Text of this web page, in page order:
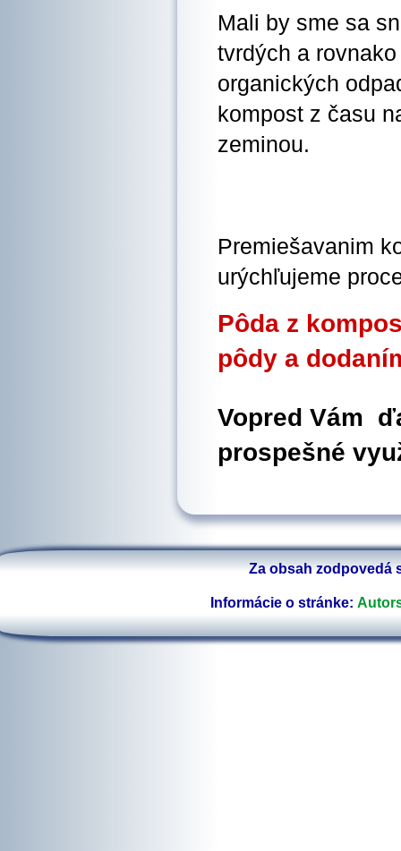
Mali by sme sa
tvrdých a
organických
kompost z času
zeminou.
Premiešavanim
urýchľujeme
Pôda z
pôdy a
Vopred Vám
prospešné
Za obsah zodpovedá
Informácie o stránke: